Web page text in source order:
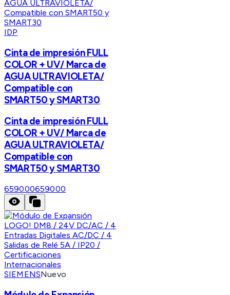
IDP
Cinta de impresión FULL
COLOR + UV/ Marca de
AGUA ULTRAVIOLETA/
Compatible con
SMART50 y SMART30
Cinta de impresión FULL
COLOR + UV/ Marca de
AGUA ULTRAVIOLETA/
Compatible con
SMART50 y SMART30
659000659000
SIEMENSNuevo